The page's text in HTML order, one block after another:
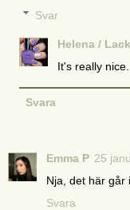
Svar
Helena /
It's really nice.
Svara
Emma P 25
Nja, det här går
Svara